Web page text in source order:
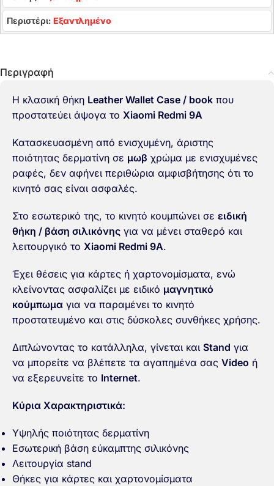
Περιστέρι: Εξαντλημένο
Περιγραφή
Η κλασική θήκη Leather Wallet Case / book που
προστατεύει άψογα το Xiaomi Redmi 9A
Κατασκευασμένη από ενισχυμένη, άριστης
ποιότητας δερματίνη σε μωβ χρώμα με ενισχυμένες
ραφές, δεν αφήνει περιθώρια αμφισβήτησης ότι το
κινητό σας είναι ασφαλές.
Στο εσωτερικό της, το κινητό κουμπώνει σε ειδική
θήκη / βάση σιλικόνης για να μένει σταθερό και
λειτουργικό το Xiaomi Redmi 9A.
Έχει θέσεις για κάρτες ή χαρτονομίσματα, ενώ
κλείνοντας ασφαλίζει με ειδικό μαγνητικό
κούμπωμα για να παραμένει το κινητό
προστατευμένο και στις δύσκολες συνθήκες χρήσης.
Διπλώνοντας το κατάλληλα, γίνεται και Stand για
να μπορείτε να βλέπετε τα αγαπημένα σας Video ή
να εξερευνείτε το Ιnternet.
Κύρια Χαρακτηριστικά:
Υψηλής ποιότητας δερματίνη
Εσωτερική βάση εύκαμπτης σιλικόνης
Λειτουργία stand
Θήκες για κάρτες και χαρτονομίσματα